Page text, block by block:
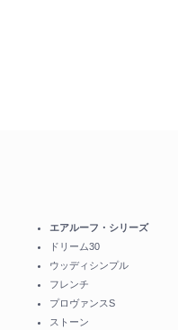
エアルーフ・シリーズ
ドリーム30
ウッディシンプル
フレンチ
プロヴァンスS
ストーン